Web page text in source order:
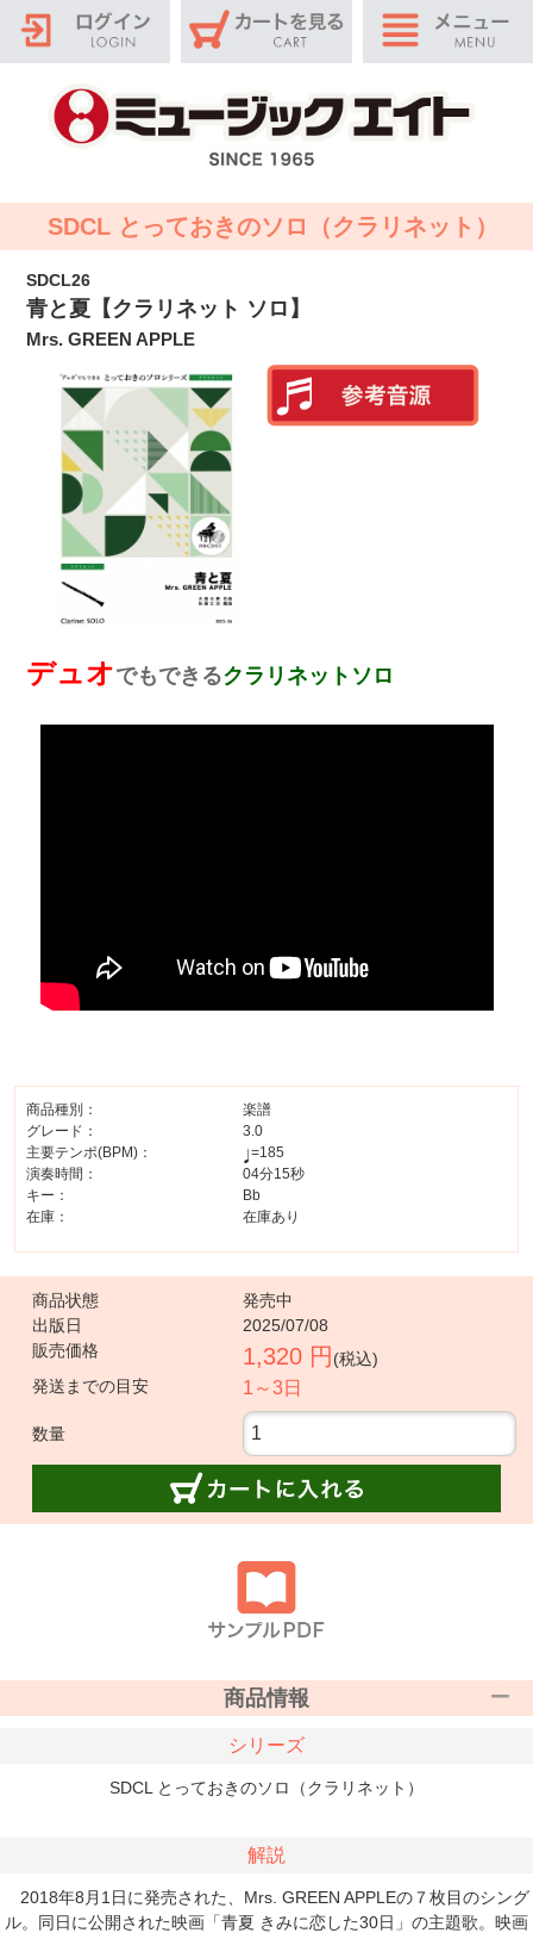
SDCL とっておきのソロ（クラリネット）
SDCL26
青と夏【クラリネット ソロ】
Mrs. GREEN APPLE
デュオでもできるクラリネットソロ
商品種別：
楽譜
グレード：
3.0
主要テンポ(BPM)：
=185
演奏時間：
04分15秒
キー：
Bb
在庫：
在庫あり
商品状態
発売中
出版日
2025/07/08
販売価格
1,320 円 (税込)
発送までの目安
1～3日
数量
商品情報
シリーズ
SDCL とっておきのソロ（クラリネット）
解説
2018年8月1日に発売された、Mrs. GREEN APPLEの７枚目のシング
ル。同日に公開された映画「青夏 きみに恋した30日」の主題歌。映画